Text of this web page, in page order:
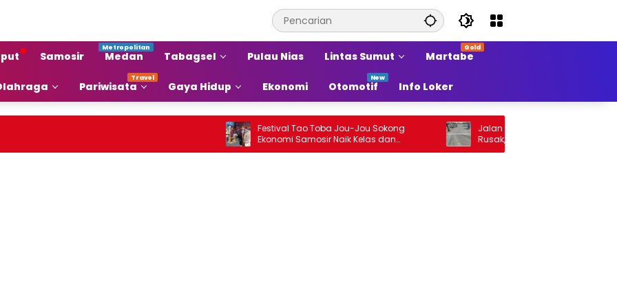
Samosir Medan Tabagsel Pulau Nias Lintas Sumut Martabe
Pariwisata Gaya Hidup Ekonomi Otomotif Info Loker
Festival Tao Toba Jou-Jou Sokong
Ekonomi Samosir Naik Kelas dan
Pariwisata Menjadi Sumber Pertumbuhan
Jalan Arteri Stabat–Pangkalan
Rusak, Pengendara Terancam Celaka